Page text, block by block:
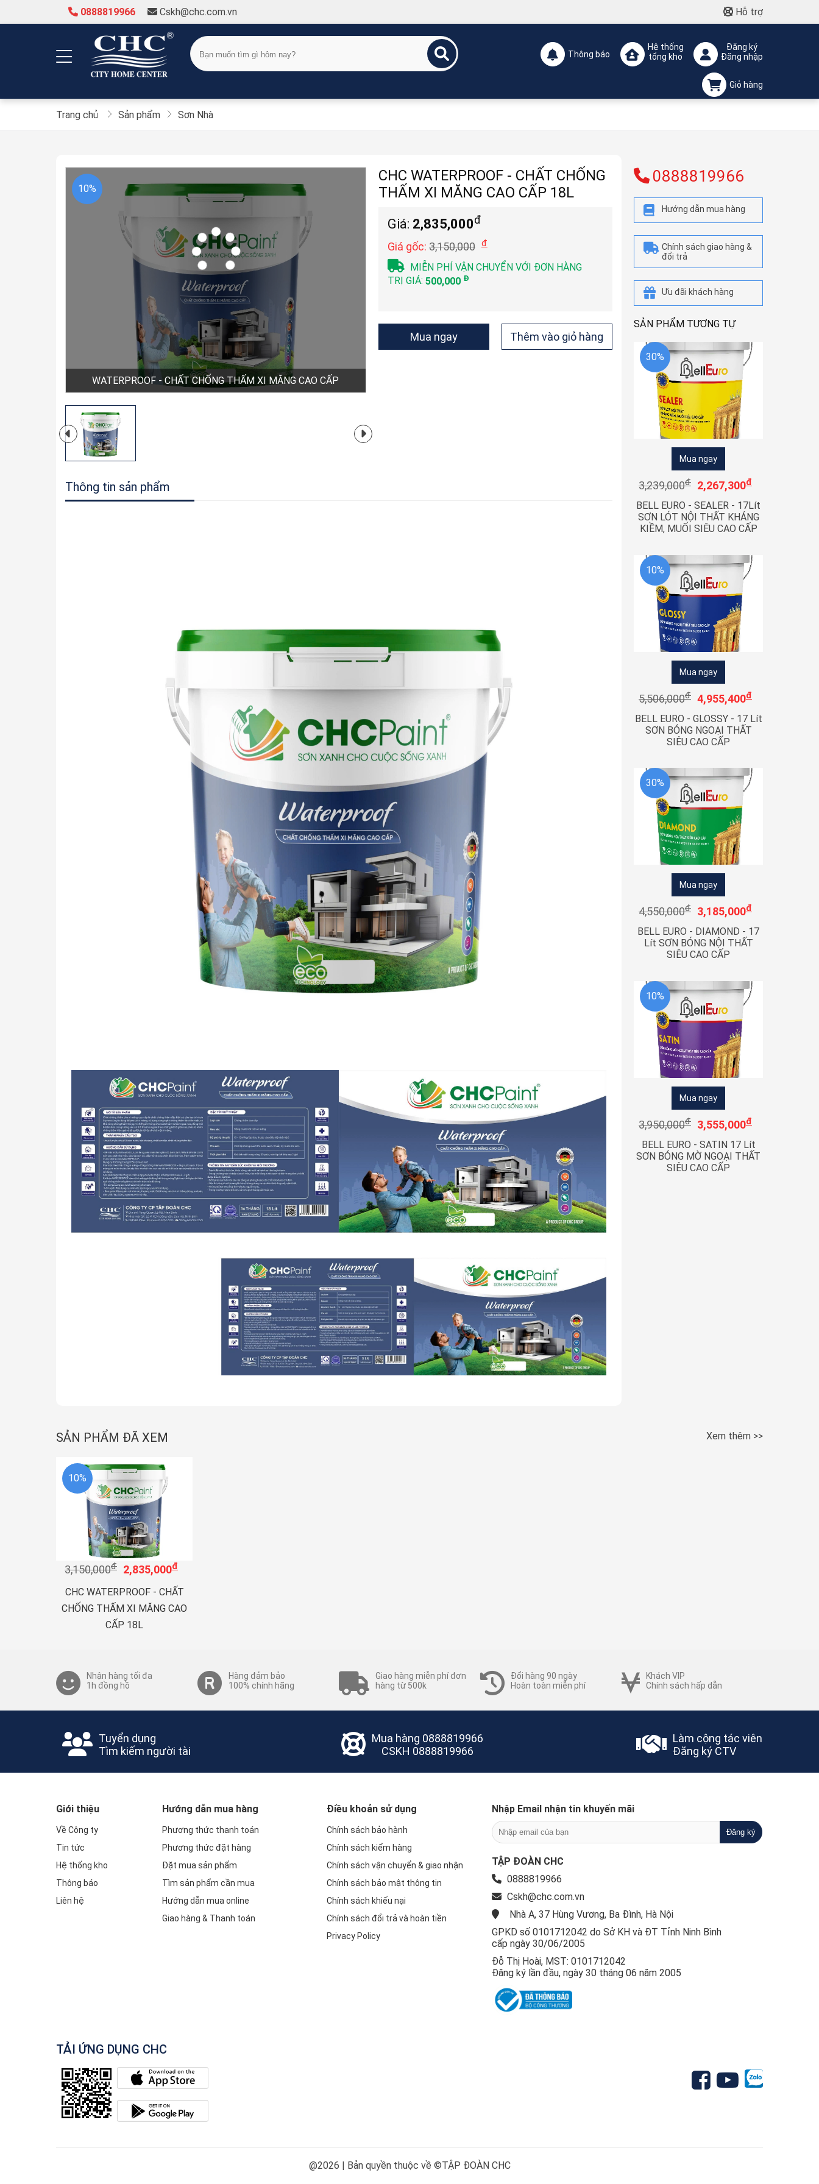
0888819966 Cskh@chc.com.vn Hỗ trợ
Đăng ký
Đăng nhập
Hệ thống
tổng kho
Thông báo
Giỏ hàng
Trang chủ Sản phẩm Sơn Nhà
10%
WATERPROOF - CHẤT CHỐNG THẤM XI MĂNG CAO CẤP
CHC WATERPROOF - CHẤT CHỐNG
THẤM XI MĂNG CAO CẤP 18L
Giá: 2,835,000đ
Giá gốc: 3,150,000 đ
MIỄN PHÍ VẬN CHUYỂN VỚI ĐƠN HÀNG
TRỊ GIÁ: 500,000 Đ
Mua ngay Thêm vào giỏ hàng
Thông tin sản phẩm
0888819966
Hướng dẫn mua hàng
Chính sách giao hàng &
đổi trả
Ưu đãi khách hàng
SẢN PHẨM TƯƠNG TỰ
30%
Mua ngay
3,239,000đ 2,267,300đ
BELL EURO - SEALER - 17Lít
SƠN LÓT NỘI THẤT KHÁNG
KIỀM, MUỐI SIÊU CAO CẤP
10%
Mua ngay
5,506,000đ 4,955,400đ
BELL EURO - GLOSSY - 17 Lít
SƠN BÓNG NGOẠI THẤT
SIÊU CAO CẤP
30%
Mua ngay
4,550,000đ 3,185,000đ
BELL EURO - DIAMOND - 17
Lít SƠN BÓNG NỘI THẤT
SIÊU CAO CẤP
10%
Mua ngay
3,950,000đ 3,555,000đ
BELL EURO - SATIN 17 Lít
SƠN BÓNG MỜ NGOẠI THẤT
SIÊU CAO CẤP
SẢN PHẨM ĐÃ XEM Xem thêm >>
10%
3,150,000đ 2,835,000đ
CHC WATERPROOF - CHẤT
CHỐNG THẤM XI MĂNG CAO
CẤP 18L
Nhận hàng tối đa
1h đồng hồ
Hàng đảm bảo
100% chính hãng
Giao hàng miễn phí đơn
hàng từ 500k
Đổi hàng 90 ngày
Hoàn toàn miễn phí
Khách VIP
Chính sách hấp dẫn
Tuyển dụng
Tìm kiếm người tài
Mua hàng 0888819966
CSKH 0888819966
Làm cộng tác viên
Đăng ký CTV
Giới thiệu
Về Công ty
Tin tức
Hệ thống kho
Thông báo
Liên hệ
Hướng dẫn mua hàng
Phương thức thanh toán
Phương thức đặt hàng
Đặt mua sản phẩm
Tìm sản phẩm cần mua
Hướng dẫn mua online
Giao hàng & Thanh toán
Điều khoản sử dụng
Chính sách bảo hành
Chính sách kiểm hàng
Chính sách vận chuyển & giao nhận
Chính sách bảo mật thông tin
Chính sách khiếu nại
Chính sách đổi trả và hoàn tiền
Privacy Policy
Nhập Email nhận tin khuyến mãi
TẬP ĐOÀN CHC
0888819966
Cskh@chc.com.vn
Nhà A, 37 Hùng Vương, Ba Đình, Hà Nội
GPKD số 0101712042 do Sở KH và ĐT Tỉnh Ninh Bình
cấp ngày 30/06/2005
Đỗ Thị Hoài, MST: 0101712042
Đăng ký lần đầu, ngày 30 tháng 06 năm 2005
TẢI ỨNG DỤNG CHC
@2026 | Bản quyền thuộc về ©TẬP ĐOÀN CHC